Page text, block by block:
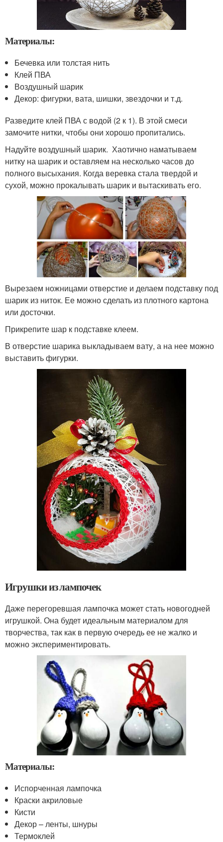
Материалы:
Бечевка или толстая нить
Клей ПВА
Воздушный шарик
Декор: фигурки, вата, шишки, звездочки и т.д.
Разведите клей ПВА с водой (2 к 1). В этой смеси
замочите нитки, чтобы они хорошо пропитались.
Надуйте воздушный шарик. Хаотично наматываем
нитку на шарик и оставляем на несколько часов до
полного высыхания. Когда веревка стала твердой и
сухой, можно прокалывать шарик и вытаскивать его.
Вырезаем ножницами отверстие и делаем подставку под
шарик из ниток. Ее можно сделать из плотного картона
или досточки.
Прикрепите шар к подставке клеем.
В отверстие шарика выкладываем вату, а на нее можно
выставить фигурки.
Игрушки из лампочек
Даже перегоревшая лампочка может стать новогодней
игрушкой. Она будет идеальным материалом для
творчества, так как в первую очередь ее не жалко и
можно экспериментировать.
Материалы:
Испорченная лампочка
Краски акриловые
Кисти
Декор – ленты, шнуры
Термоклей